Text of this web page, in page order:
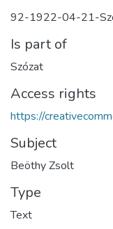
92-1922-04-21-
Is part of
Szózat
Access rights
https://
Subject
Beöthy Zsolt
Type
Text